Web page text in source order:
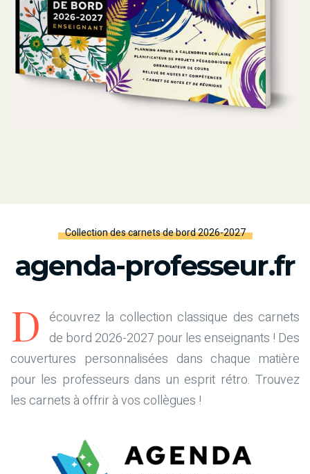
Collection des carnets de bord 2026-2027
agenda-professeur.fr
D écouvrez la collection classique des carnets
de bord 2026-2027 pour les enseignants ! Des
couvertures personnalisées dans chaque matière
pour les professeurs dans un esprit rétro. Trouvez
les carnets à offrir à vos collègues !